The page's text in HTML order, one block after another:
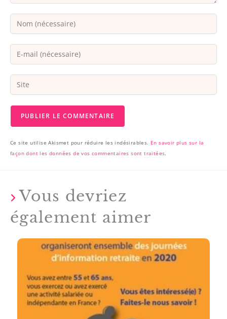
Ce site utilise Akismet pour réduire les indésirables. En savoir plus sur la
façon dont les données de vos commentaires sont traitées.
Vous devriez
également aimer